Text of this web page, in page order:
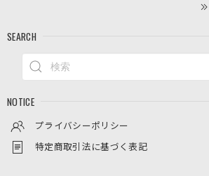
ていただけて大変嬉しいです。
の冷房対策としてもお役に立て
SEARCH
NOTICE
プライバシーポリシー
特定商取引法に基づく表記